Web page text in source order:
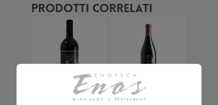
Prodotti correlati